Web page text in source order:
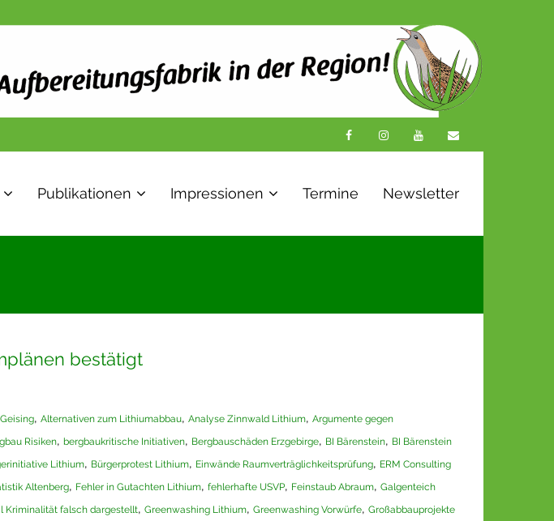
Publikationen Impressionen Termine Newsletter
bestätigt
, Alternativen zum Lithiumabbau, Analyse Zinnwald Lithium, Argumente gegen
Risiken, bergbaukritische Initiativen, Bergbauschäden Erzgebirge, BI Bärenstein, BI Bärenstein
Lithium, Bürgerprotest Lithium, Einwände Raumverträglichkeitsprüfung, ERM Consulting
Altenberg, Fehler in Gutachten Lithium, fehlerhafte USVP, Feinstaub Abraum, Galgenteich
Kriminalität falsch dargestellt, Greenwashing Lithium, Greenwashing Vorwürfe, Großabbauprojekte